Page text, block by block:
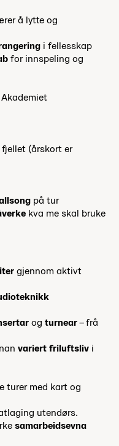
å lytte og
i fellesskap
for innspeling og
(årskort er
på tur
kva me skal bruke
gjennom aktivt
ogturnear– frå
variert friluftsliv i
turer med kart og
utendørs.
samarbeidsevna